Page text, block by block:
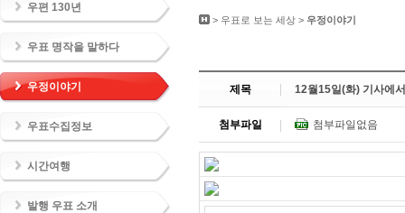
우편 130년
우표 명작을 말하다
우정이야기
우표수집정보
시간여행
발행 우표 소개
> 우표로 보는 세상 > 우정이야기
제목 12월15일(화) 기사에
첨부파일 첨부파일없음